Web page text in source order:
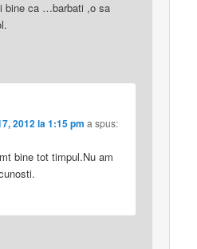
bine ca …barbati ,o sa
2012 la 1:15 pm a spus:
bine tot timpul.Nu am